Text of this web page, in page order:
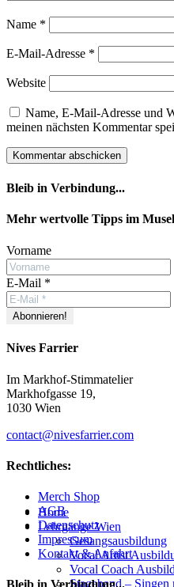
Name *
E-Mail-Adresse *
Website
Name, E-Mail-Adresse und
meinen nächsten Kommentar
Bleib in Verbindung...
Facebook
YouTube
Instagram
Mehr wertvolle Tipps im
Vorname
E-Mail *
Nives Farrier
Im Markhof-Stimmatelier
Markhofgasse 19,
1030 Wien
contact@nivesfarrier.com
Rechtliches:
Merch Shop
AGB
Datenschutz
Impressum
Kontakt & Anfahrt
Hoch
scrollenHome
Lehrgänge Wien
Gesangsausbildung
Vocal Artist
Vocal Coach
Stageband – Singen